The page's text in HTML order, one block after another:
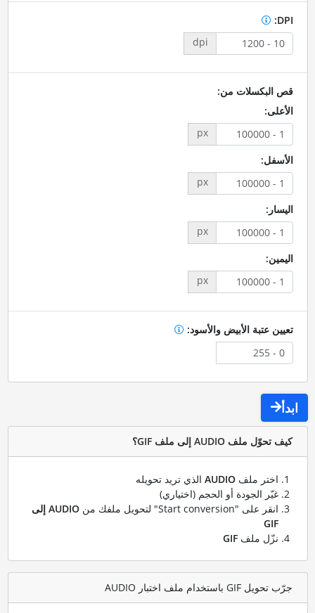
DPI:
dpi
قص البكسلات من:
الأعلى:
px
الأسفل:
px
اليسار:
px
اليمين:
px
تعيين عتبة الأبيض والأسود:
ابدأ
كيف تحوّل ملف AUDIO إلى ملف GIF؟
اختر ملف AUDIOالذي تريد تحويله
غيّر الجودة أو الحجم (اختياري)
انقر على "Start conversion" لتحويل ملفك من
AUDIO إلى
GIF
نزّل ملف GIF
جرّب تحويل GIF باستخدام ملف اختبار AUDIO